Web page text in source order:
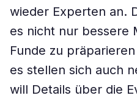
wieder Experten an.
es nicht nur bessere
Funde zu
es stellen sich auch
will Details über die